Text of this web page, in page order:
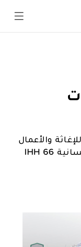
والأعمال
الإنسانية أرسلت هيئة الإغاثة الإنسانية IHH 66